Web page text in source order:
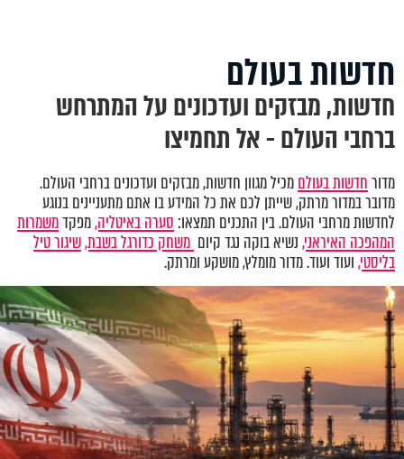
חדשות בעולם
חדשות, מבזקים ועדכונים על המתרחש
ברחבי העולם - אל תחמיצו
מדורחדשות בעולםמכיל מגוון חדשות, מבזקים ועדכונים ברחבי העולם.
מדובר במדור מרתק, שייתן לכם את כל המידע בו אתם מתעניינים בנוגע
לחדשות מרחבי העולם. בין התכנים תמצאו: סערה באיטליה,מפקדמשמרות
המהפכה האיראני,נשיא בוקה נגד קיום משחק כדורגל בשבת,שיגור טיל
בליסטי,ועוד ועוד. מדור מומלץ, מושקע ומרתק.